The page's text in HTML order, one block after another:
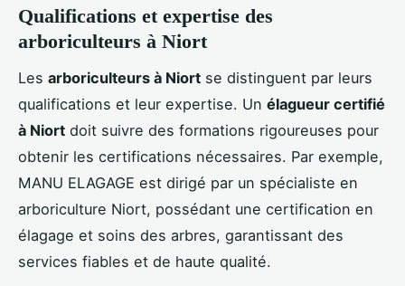
Qualifications et expertise des
arboriculteurs à Niort
Les arboriculteurs à Niort se distinguent par leurs
qualifications et leur expertise. Un élagueur certifié
à Niort doit suivre des formations rigoureuses pour
obtenir les certifications nécessaires. Par exemple,
MANU ELAGAGE est dirigé par un spécialiste en
arboriculture Niort, possédant une certification en
élagage et soins des arbres, garantissant des
services fiables et de haute qualité.